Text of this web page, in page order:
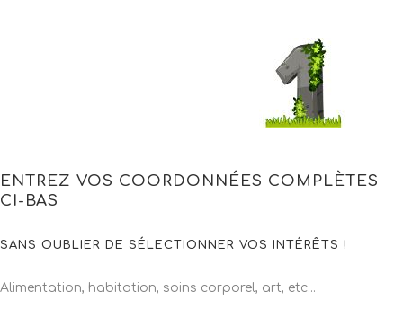
ENTREZ VOS COORDONNÉES COMPLÈTES
CI-BAS
SANS OUBLIER DE SÉLECTIONNER VOS INTÉRÊTS !
Alimentation, habitation, soins corporel, art, etc...